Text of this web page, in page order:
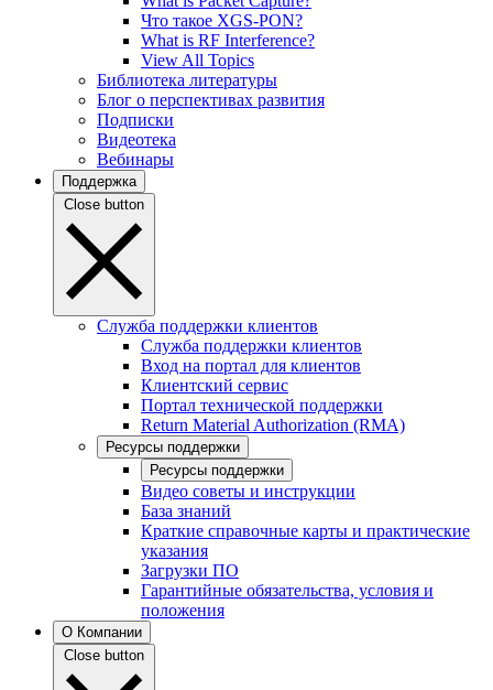
Что такое XGS-PON?
What is RF Interference?
View All Topics
Библиотека литературы
Блог о перспективах развития
Подписки
Видеотека
Вебинары
Поддержка
Close button
Служба поддержки клиентов
Служба поддержки клиентов
Вход на портал для клиентов
Клиентский сервис
Портал технической поддержки
Return Material Authorization (RMA)
Ресурсы поддержки
Ресурсы поддержки
Видео советы и инструкции
База знаний
Краткие справочные карты и практические
указания
Загрузки ПО
Гарантийные обязательства, условия и
положения
О Компании
Close button